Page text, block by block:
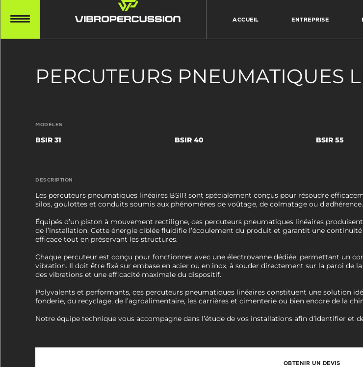
ACCUEIL ENTREPRISE
PERCUTEURS PNEUMATIQUES
MODÈLES
BSIR 31 BSIR 40 BSIR 55
DESCRIPTION
Les percuteurs pneumatiques linéaires BSIR sont spécialement conçus pour résoudre
silos, goulottes et conduits soumis aux phénomènes de voûtage, de colmatage ou d’adhérence.
Équipés d’un piston à mouvement rectiligne, ces percuteurs pneumatiques linéaires
de l’installation. Cette énergie ciblée fluidifie l’écoulement du produit et garantit une
efficace tout en préservant les structures.
Chaque percuteur est conçu pour fonctionner avec une électrovanne dédiée, permettant un
vibration. Il doit être fixé sur embase en acier ou en inox, à souder directement sur la paroi de
des vibrations et une efficacité maximale du dispositif.
Polyvalents et performants, ces percuteurs pneumatiques linéaires constituent une solution
fonderie, du recyclage, de l’agroalimentaire, les carrières et cimenterie ou bien encore de la
Notre équipe technique vous accompagne dans l’étude de vos installations afin d’identifier et
OBTENIR UN DEVIS